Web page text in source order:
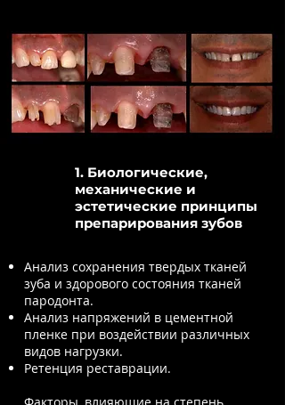
1. Биологические,
механические и
эстетические принципы
препарирования зубов
Анализ сохранения твердых тканей
зуба и здорового состояния тканей
пародонта.
Анализ напряжений в цементной
пленке при воздействии различных
видов нагрузки.
Ретенция реставрации.